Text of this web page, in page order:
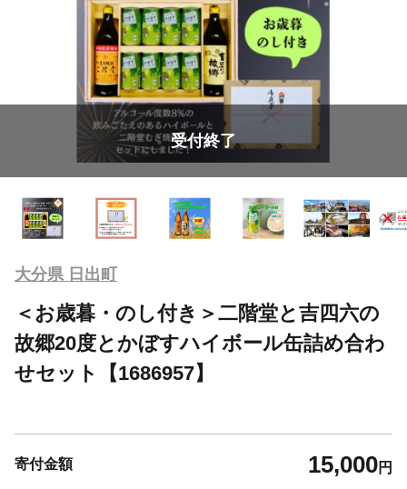
受付終了
大分県 日出町
＜お歳暮・のし付き＞二階堂と吉四六の
故郷20度とかぼすハイボール缶詰め合わ
せセット【1686957】
寄付金額 15,000円